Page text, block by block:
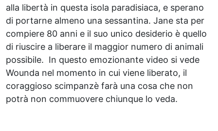
alla libertà in questa isola paradisiaca, e sperano
di portarne almeno una sessantina. Jane sta per
compiere 80 anni e il suo unico desiderio è quello
di riuscire a liberare il maggior numero di animali
possibile. In questo emozionante video si vede
Wounda nel momento in cui viene liberato, il
coraggioso scimpanzè farà una cosa che non
potrà non commuovere chiunque lo veda.